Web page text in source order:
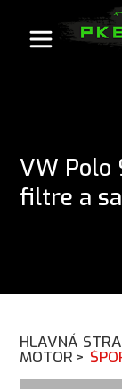
VW Polo
filtre a
HLAVNÁ
MOTOR >